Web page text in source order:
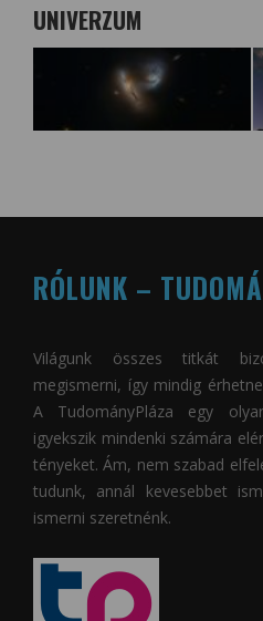
UNIVERZUM
RÓLUNK –
Világunk összes titkát
megismerni, így mindig
A TudományPláza egy
igyekszik mindenki számára
tényeket. Ám, nem szabad
tudunk, annál kevesebbet
ismerni szeretnénk.